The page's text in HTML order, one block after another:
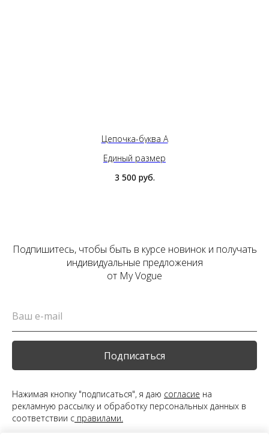
Цепочка-буква А
Единый размер
3 500 руб.
Подпишитесь, чтобы быть в курсе новинок и получать
индивидуальные предложения
от My Vogue
Подписаться
Нажимая кнопку "подписаться", я даю согласие на
рекламную рассылку и обработку персональных данных в
соответствии с правилами.